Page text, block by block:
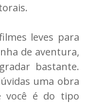
leves para
de aventura,
bastante.
uma obra
você é do tipo